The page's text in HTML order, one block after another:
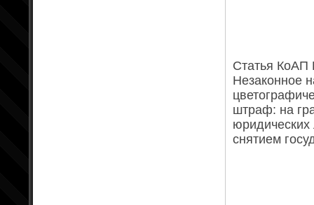
Статья КоАП
Незаконное
штраф: на
снятием